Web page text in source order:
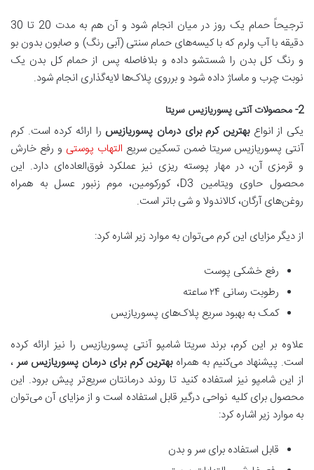
ترجیحاً حمام یک روز در میان انجام شود و آن هم به مدت 20 تا 30
دقیقه با آب ولرم که با کیسه‌های حمام سنتی (آبی رنگ) و صابون بدون بو
و رنگ کل بدن را شستشو داده و بلافاصله پس از حمام کل بدن یک
نوبت چرب و ماساژ داده شود و برروی پلاک‌ها لایه‌گذاری انجام شود.
2- محصولات آنتی پسوریازیس سریتا
یکی از انواعبهترین کرم برای درمان پسوریازیس را ارائه کرده است. کرم
آنتی پسوریازیس سریتا ضمن تسکین سریع التهاب پوستی و رفع خارش
و قرمزی آن، در مهار پوسته ریزی نیز عملکرد فوق‌العاده‌ای دارد. این
محصول حاوی ویتامین D3، کورکومین، موم زنبور عسل به همراه
روغن‌های آرگان، کالاندولا و شی باتر است.
از دیگر مزایای این کرم می‌توان به موارد زیر اشاره کرد:
رفع خشکی پوست
رطوبت رسانی ۲۴ ساعته
کمک به بهبود سریع پلاک‌های پسوریازیس
علاوه بر این کرم، برند سریتا شامپو آنتی پسوریازیس را نیز ارائه کرده
است. پیشنهاد می‌کنیم به همراهبهترین کرم برای درمان پسوریازیس سر ،
از این شامپو نیز استفاده کنید تا روند درمانتان سریع‌تر پیش برود. این
محصول برای کلیه نواحی درگیر قابل استفاده است و از مزایای آن می‌توان
به موارد زیر اشاره کرد:
قابل استفاده برای سر و بدن